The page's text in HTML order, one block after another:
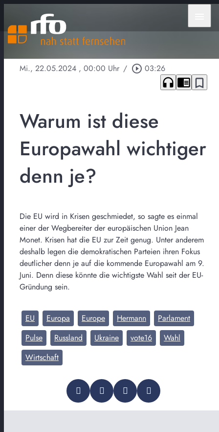
Mi., 22.05.2024 , 00:00 Uhr / play_circle_outline 03:26
headphones chrome_reader_mode bookmark_border
Warum ist diese
Europawahl wichtiger
denn je?
Die EU wird in Krisen geschmiedet, so sagte es einmal
einer der Wegbereiter der europäischen Union Jean
Monet. Krisen hat die EU zur Zeit genug. Unter anderem
deshalb legen die demokratischen Parteien ihren Fokus
deutlicher denn je auf die kommende Europawahl am 9.
Juni. Denn diese könnte die wichtigste Wahl seit der EU-
Gründung sein.
EU Europa Europe Hermann
Parlament
Pulse
Russland Ukraine vote16
Wahl
Wirtschaft